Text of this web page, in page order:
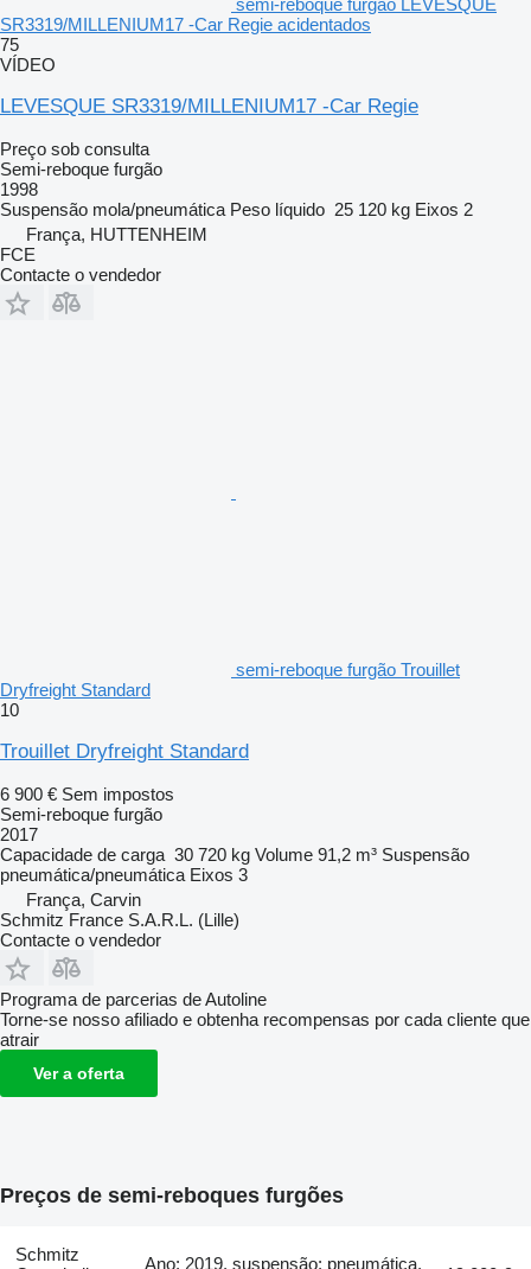
SR3319/MILLENIUM17 -Car Regie acidentados
75
VÍDEO
LEVESQUE SR3319/MILLENIUM17 -Car Regie
Preço sob consulta
Semi-reboque furgão
1998
Suspensão mola/pneumática Peso líquido 25 120 kg Eixos 2
França, HUTTENHEIM
FCE
Contacte o vendedor
semi-reboque furgão Trouillet
Dryfreight Standard
10
Trouillet Dryfreight Standard
6 900 € Sem impostos
Semi-reboque furgão
2017
Capacidade de carga 30 720 kg Volume 91,2 m³ Suspensão
pneumática/pneumática Eixos 3
França, Carvin
Schmitz France S.A.R.L. (Lille)
Contacte o vendedor
Programa de parcerias de Autoline
Torne-se nosso afiliado e obtenha recompensas por cada cliente que
atrair
Ver a oferta
Preços de semi-reboques furgões
Schmitz
Ano: 2019, suspensão: pneumática,